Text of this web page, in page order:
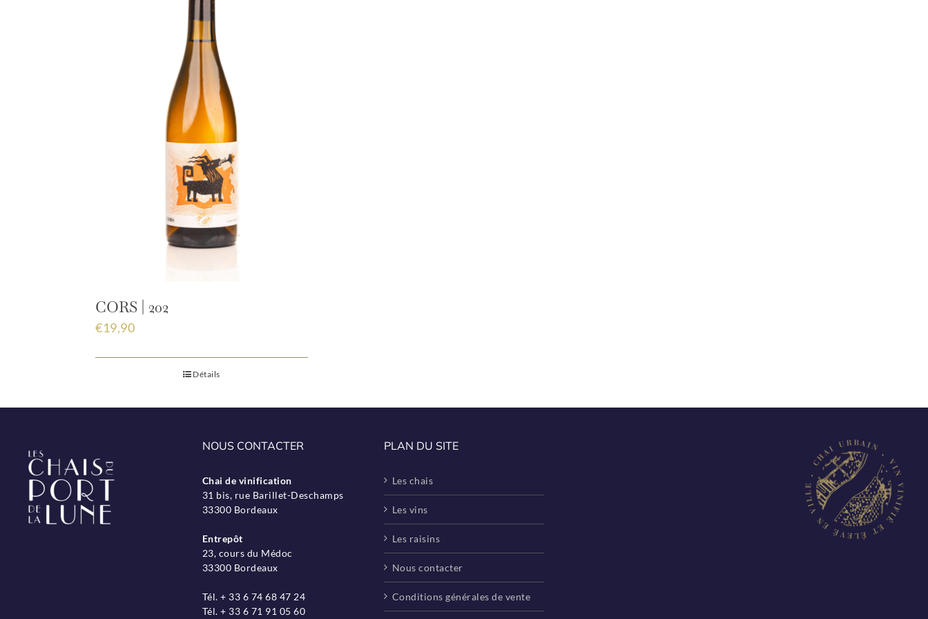
CORS | 202
€19,90
Détails
NOUS CONTACTER
Chai de vinification
31 bis, rue Barillet-Deschamps
33300 Bordeaux
Entrepôt
23, cours du Médoc
33300 Bordeaux
Tél. + 33 6 74 68 47 24
Tél. + 33 6 71 91 05 60
PLAN DU SITE
Les chais
Les vins
Les raisins
Nous contacter
Conditions générales de vente